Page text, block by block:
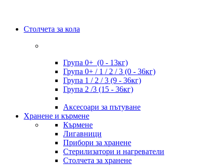
Столчета за кола
Група 0+ (0 - 13кг)
Група 0+ / 1 / 2 / 3 (0 - 36кг)
Група 1 / 2 / 3 (9 - 36кг)
Група 2 /3 (15 - 36кг)
Аксесоари за пътуване
Хранене и кърмене
Кърмене
Лигавници
Прибори за хранене
Стерилизатори и нагреватели
Столчета за хранене